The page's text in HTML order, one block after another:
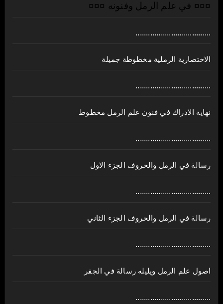
¤¤¤ في علم الرمل وفنونه ¤¤¤
....................................
الاختصارية الرملية مخطوطة جميلة
....................................
نهاية الادراك في فنون علم الرمل مخطوط
....................................
رسالة في الرمل والحروف الجزء الاول
....................................
رسالة في الرمل والحروف الجزء الثاني
....................................
اصول علم الرمل ويليله رسالة في الجفر
....................................